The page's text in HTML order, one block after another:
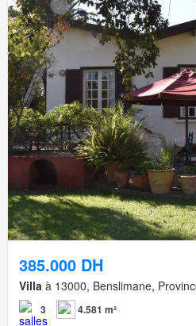
385.000 DH
Villa à 13000, Benslimane,
3 4.581 m²